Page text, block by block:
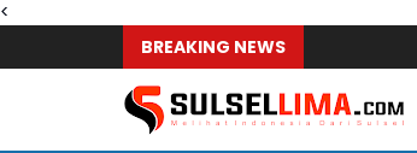
<
BREAKING NEWS